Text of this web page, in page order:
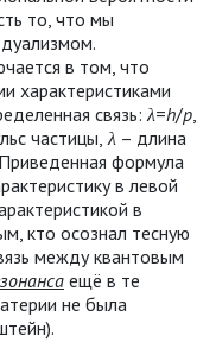
то, что мы
в том, что
характеристиками
связь: λ=h/p,
частицы, λ – длина
формула
в левой
в
кто осознал тесную
между квантовым
ещё в те
не была